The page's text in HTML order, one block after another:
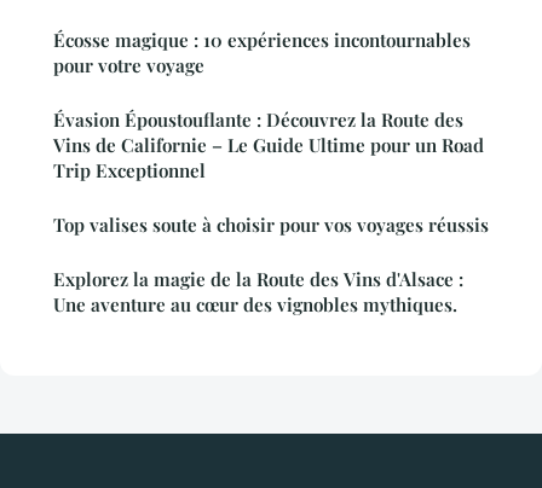
Écosse magique : 10 expériences incontournables
pour votre voyage
Évasion Époustouflante : Découvrez la Route des
Vins de Californie – Le Guide Ultime pour un Road
Trip Exceptionnel
Top valises soute à choisir pour vos voyages réussis
Explorez la magie de la Route des Vins d'Alsace :
Une aventure au cœur des vignobles mythiques.